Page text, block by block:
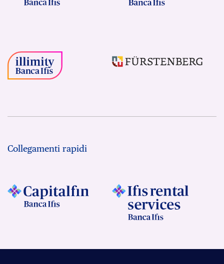
Collegamenti rapidi